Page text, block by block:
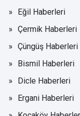
Eğil Haberleri
Çermik Haberleri
Çüngüş Haberleri
Bismil Haberleri
Dicle Haberleri
Ergani Haberleri